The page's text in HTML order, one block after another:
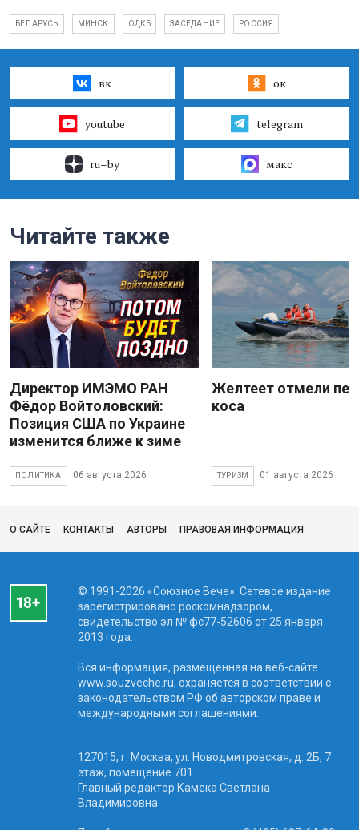
БЕЛАРУСЬ МИНСК ОДКБ ЗАСЕДАНИЕ РОССИЯ
вк ок
youtube telegram
ru–by макс
Читайте также
Директор ИМЭМО РАН
Фёдор Войтоловский:
Позиция США по Украине
изменится ближе к зиме
ПОЛИТИКА 06 августа 2026
Желтеет отмели
коса
ТУРИЗМ 01 августа 2026
О САЙТЕ КОНТАКТЫ АВТОРЫ ПРАВОВАЯ ИНФОРМАЦИЯ
© 1991-2026 «Союзное Вече». Сетевое издание
зарегистрировано роскомнадзором,
свидетельство эл № фc77-52606 от 25 января
2013 года.
Вся информация, размещенная на веб-сайте
www.souzveche.ru, охраняется в соответствии с
законодательством РФ об авторском праве и
международными соглашениями.
127015, г. Москва, ул. Новодмитровская, д. 2Б, 7
этаж, помещение 701
Главный редактор Камека Светлана
Владимировна